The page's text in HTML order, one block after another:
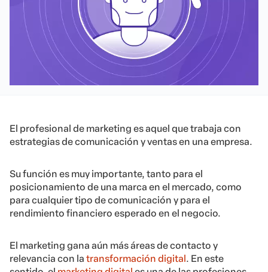
El profesional de marketing es aquel que trabaja con
estrategias de comunicación y ventas en una empresa.
Su función es muy importante, tanto para el
posicionamiento de una marca en el mercado, como
para cualquier tipo de comunicación y para el
rendimiento financiero esperado en el negocio.
El marketing gana aún más áreas de contacto y
relevancia con la transformación digital . En este